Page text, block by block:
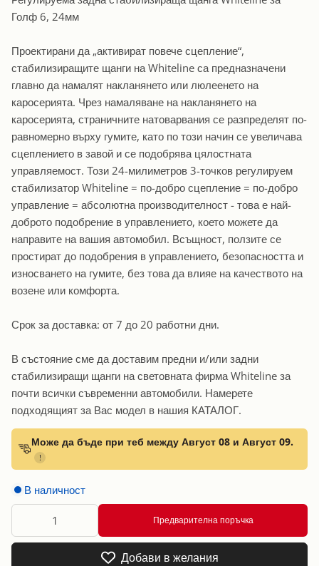
Голф 6, 24мм
Проектирани да „активират повече сцепление“,
стабилизиращите щанги на Whiteline са предназначени
главно да намалят накланянето или люлеенето на
каросерията. Чрез намаляване на накланянето на
каросерията, страничните натоварвания се разпределят по-
равномерно върху гумите, като по този начин се увеличава
сцеплението в завой и се подобрява цялостната
управляемост. Този 24-милиметров 3-точков регулируем
стабилизатор Whiteline = по-добро сцепление = по-добро
управление = абсолютна производителност - това е най-
доброто подобрение в управлението, което можете да
направите на вашия автомобил. Всъщност, ползите се
простират до подобрения в управлението, безопасността и
износването на гумите, без това да влияе на качеството на
возене или комфорта.
Срок за доставка: от 7 до 20 работни дни.
В състояние сме да доставим предни и/или задни
стабилизиращи щанги на световната фирма Whiteline за
почти всички съвременни автомобили. Намерете
подходящият за Вас модел в нашия КАТАЛОГ.
Може да бъде при теб между Август 08 и Август 09.
!
В наличност
Предварителна поръчка
Добави в желания